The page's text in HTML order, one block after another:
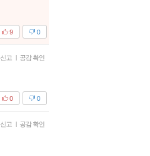
0
9
신고 | 공감 확인
0
0
신고 | 공감 확인